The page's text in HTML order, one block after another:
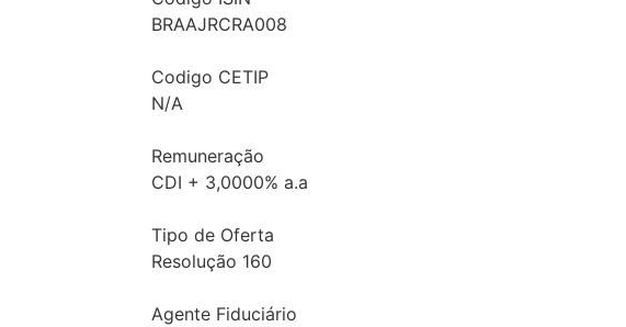
BRAAJRCRA008
Codigo CETIP
N/A
Remuneração
CDI + 3,0000% a.a
Tipo de Oferta
Resolução 160
Agente Fiduciário